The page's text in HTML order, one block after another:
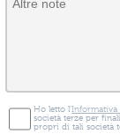
Ho letto l'Informativa
società terze per
propri di tali società